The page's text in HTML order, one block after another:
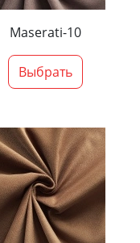
Maserati-10
Выбрать